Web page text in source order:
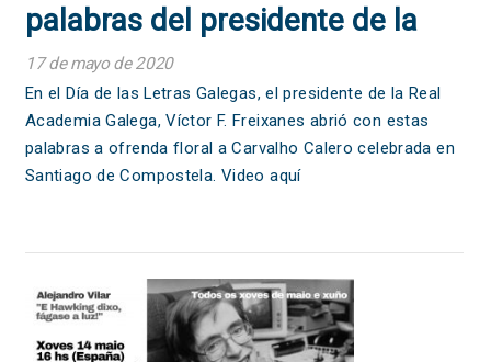
palabras del presidente de la
RAG
17 de mayo de 2020
En el Día de las Letras Galegas, el presidente de la Real
Academia Galega, Víctor F. Freixanes abrió con estas
palabras a ofrenda floral a Carvalho Calero celebrada en
Santiago de Compostela. Video aquí